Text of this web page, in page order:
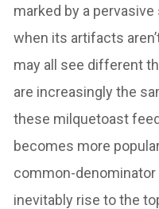
marked by a
when its artifacts
may all see different
are increasingly the
these milquetoast
becomes more
common-
inevitably rise to the